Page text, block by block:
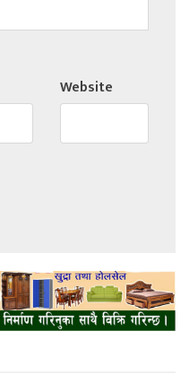
Website